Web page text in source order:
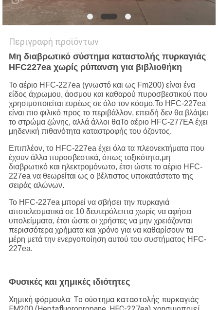
Περιγραφή προϊόντων
Μη διαβρωτικό σύστημα καταστολής πυρκαγιάς
HFC227ea χωρίς ρύπανση για βιβλιοθήκη
Το αέριο HFC-227ea (γνωστό και ως Fm200) είναι ένα
είδος άχρωμου, άοσμου και καθαρού πυροσβεστικού που
χρησιμοποιείται ευρέως σε όλο τον κόσμο.Το HFC-227ea
είναι πιο φιλικό προς το περιβάλλον, επειδή δεν θα βλάψει
το στρώμα ζώνης, αλλά άλλοι θαΤο αέριο HFC-277EA έχει
μηδενική πιθανότητα καταστροφής του όζοντος.
Επιπλέον, το HFC-227ea έχει όλα τα πλεονεκτήματα που
έχουν άλλα πυροσβεστικά, όπως τοξικότητα,μη
διαβρωτικό και ηλεκτρομόνωτο, έτσι ώστε το αέριο HFC-
227ea να θεωρείται ως ο βέλτιστος υποκατάστατο της
σειράς αλώνων.
Το HFC-227ea μπορεί να σβήσει την πυρκαγιά
αποτελεσματικά σε 10 δευτερόλεπτα χωρίς να αφήσει
υπολείμματα, έτσι ώστε οι χρήστες να μην χρειάζονται
περισσότερα χρήματα και χρόνο για να καθαρίσουν τα
μέρη μετά την ενεργοποίηση αυτού του συστήματος HFC-
227ea.
Φυσικές και χημικές ιδιότητες
Χημική φόρμουλα: Το σύστημα καταστολής πυρκαγιάς